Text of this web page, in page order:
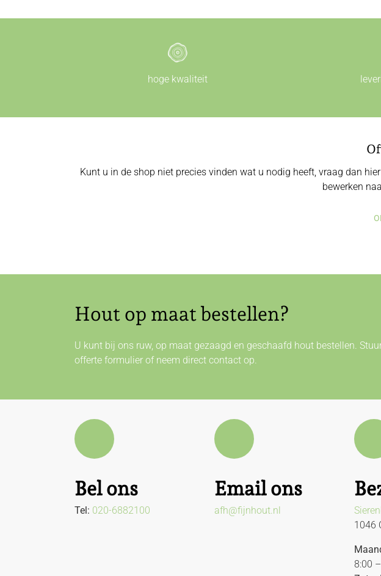
hoge kwaliteit
Kunt u in de shop niet precies vinden wat u nodig heeft, vraag dan
bewerken
Hout op maat bestellen?
U kunt bij ons ruw, op maat gezaagd en geschaafd hout bestellen.
offerte formulier of neem direct contactop.
Bel ons
Tel: 020-6882100
Email ons
afh@fijnhout.nl
1046
8:00